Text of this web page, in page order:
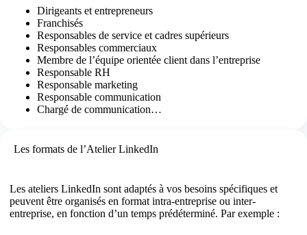
Dirigeants et entrepreneurs
Franchisés
Responsables de service et cadres supérieurs
Responsables commerciaux
Membre de l’équipe orientée client dans l’entreprise
Responsable RH
Responsable marketing
Responsable communication
Chargé de communication…
Les formats de l’Atelier LinkedIn
Les ateliers LinkedIn sont adaptés à vos besoins spécifiques et
peuvent être organisés en format intra-entreprise ou inter-
entreprise, en fonction d’un temps prédéterminé. Par exemple :